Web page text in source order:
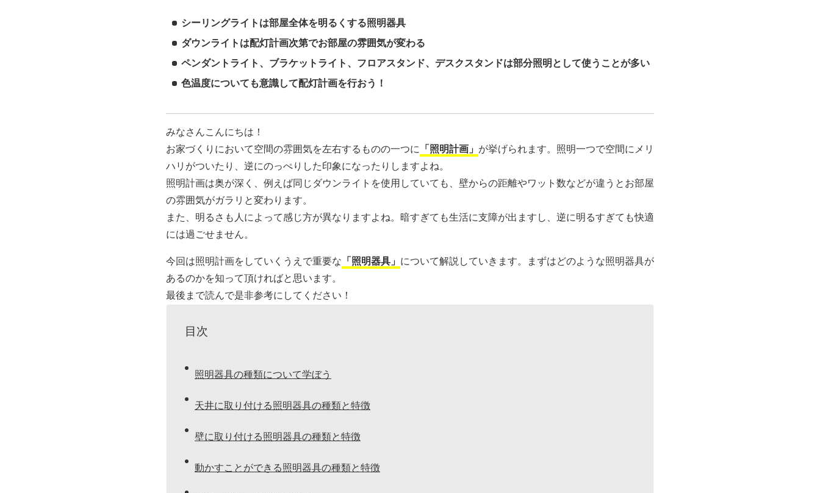
シーリングライトは部屋全体を明るくする照明器具
ダウンライトは配灯計画次第でお部屋の雰囲気が変わる
ペンダントライト、ブラケットライト、フロアスタンド、デスクスタンドは部分照明として使うことが多い
色温度についても意識して配灯計画を行おう！
みなさんこんにちは！
お家づくりにおいて空間の雰囲気を左右するものの一つに
「照明計画」 が挙げられます。照明一つで空間にメリ
ハリがついたり、逆にのっぺりした印象になったりしますよね。
照明計画は奥が深く、例えば同じダウンライトを使用していても、壁からの距離やワット数などが違うとお部屋
の雰囲気がガラリと変わります。
また、明るさも人によって感じ方が異なりますよね。暗すぎても生活に支障が出ますし、逆に明るすぎても快適
には過ごせません。
今回は照明計画をしていくうえで重要な 「照明器具」 について解説していきます。まずはどのような照明器具が
あるのかを知って頂ければと思います。
最後まで読んで是非参考にしてください！
目次
照明器具の種類について学ぼう
天井に取り付ける照明器具の種類と特徴
壁に取り付ける照明器具の種類と特徴
動かすことができる照明器具の種類と特徴